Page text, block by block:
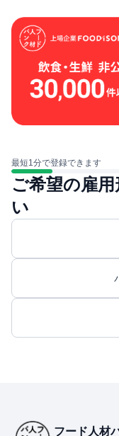
最短1分で登録できます
ご希望の雇
い
フード人材